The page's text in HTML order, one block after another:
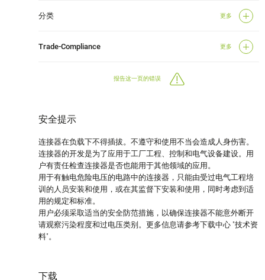
分类 更多
Trade-Compliance 更多
报告这一页的错误
安全提示
连接器在负载下不得插拔。不遵守和使用不当会造成人身伤害。
连接器的开发是为了应用于工厂工程、控制和电气设备建设。用
户有责任检查连接器是否也能用于其他领域的应用。
用于有触电危险电压的电路中的连接器，只能由受过电气工程培
训的人员安装和使用，或在其监督下安装和使用，同时考虑到适
用的规定和标准。
用户必须采取适当的安全防范措施，以确保连接器不能意外断开
请观察污染程度和过电压类别。更多信息请参考下载中心 "技术资
料"。
下载